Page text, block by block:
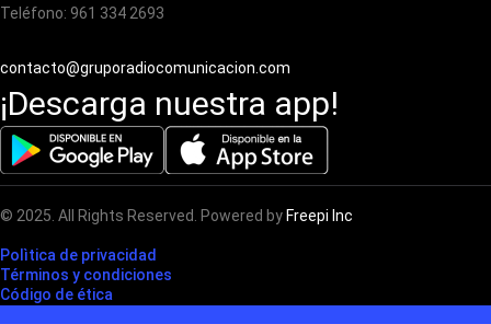
Teléfono: 961 334 2693
contacto@gruporadiocomunicacion.com
¡Descarga nuestra app!
© 2025. All Rights Reserved. Powered by Freepi Inc
Polìtica de privacidad
Términos y condiciones
Código de ética